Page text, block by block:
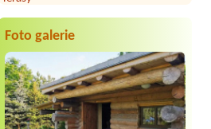
Termín od 2026-08-01 |AUTO-AQUA-
CYCLO CAMP Ostrožská Nová Ves
1 stan + 1 auto uvstanu + 2 osobystan
Termín od 2026-08-05 |Rekreační
středisko a kemp JACHTA HOLANY
apartmán 1 dospělý + 2 děti 15let a
10 let
Foto galerie